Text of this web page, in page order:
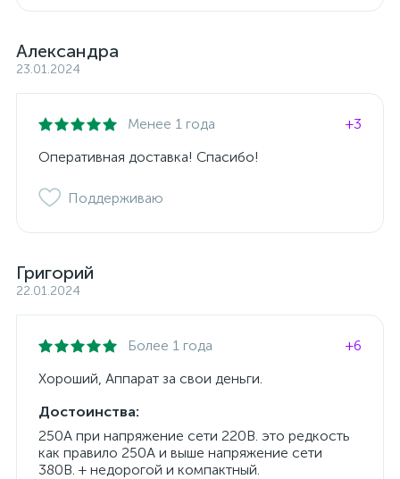
Александра
23.01.2024
Менее 1 года
+3
Оперативная доставка! Спасибо!
Поддерживаю
Григорий
22.01.2024
Более 1 года
+6
Хороший, Аппарат за свои деньги.
Достоинства:
250А при напряжение сети 220В. это редкость
как правило 250А и выше напряжение сети
380В. + недорогой и компактный.